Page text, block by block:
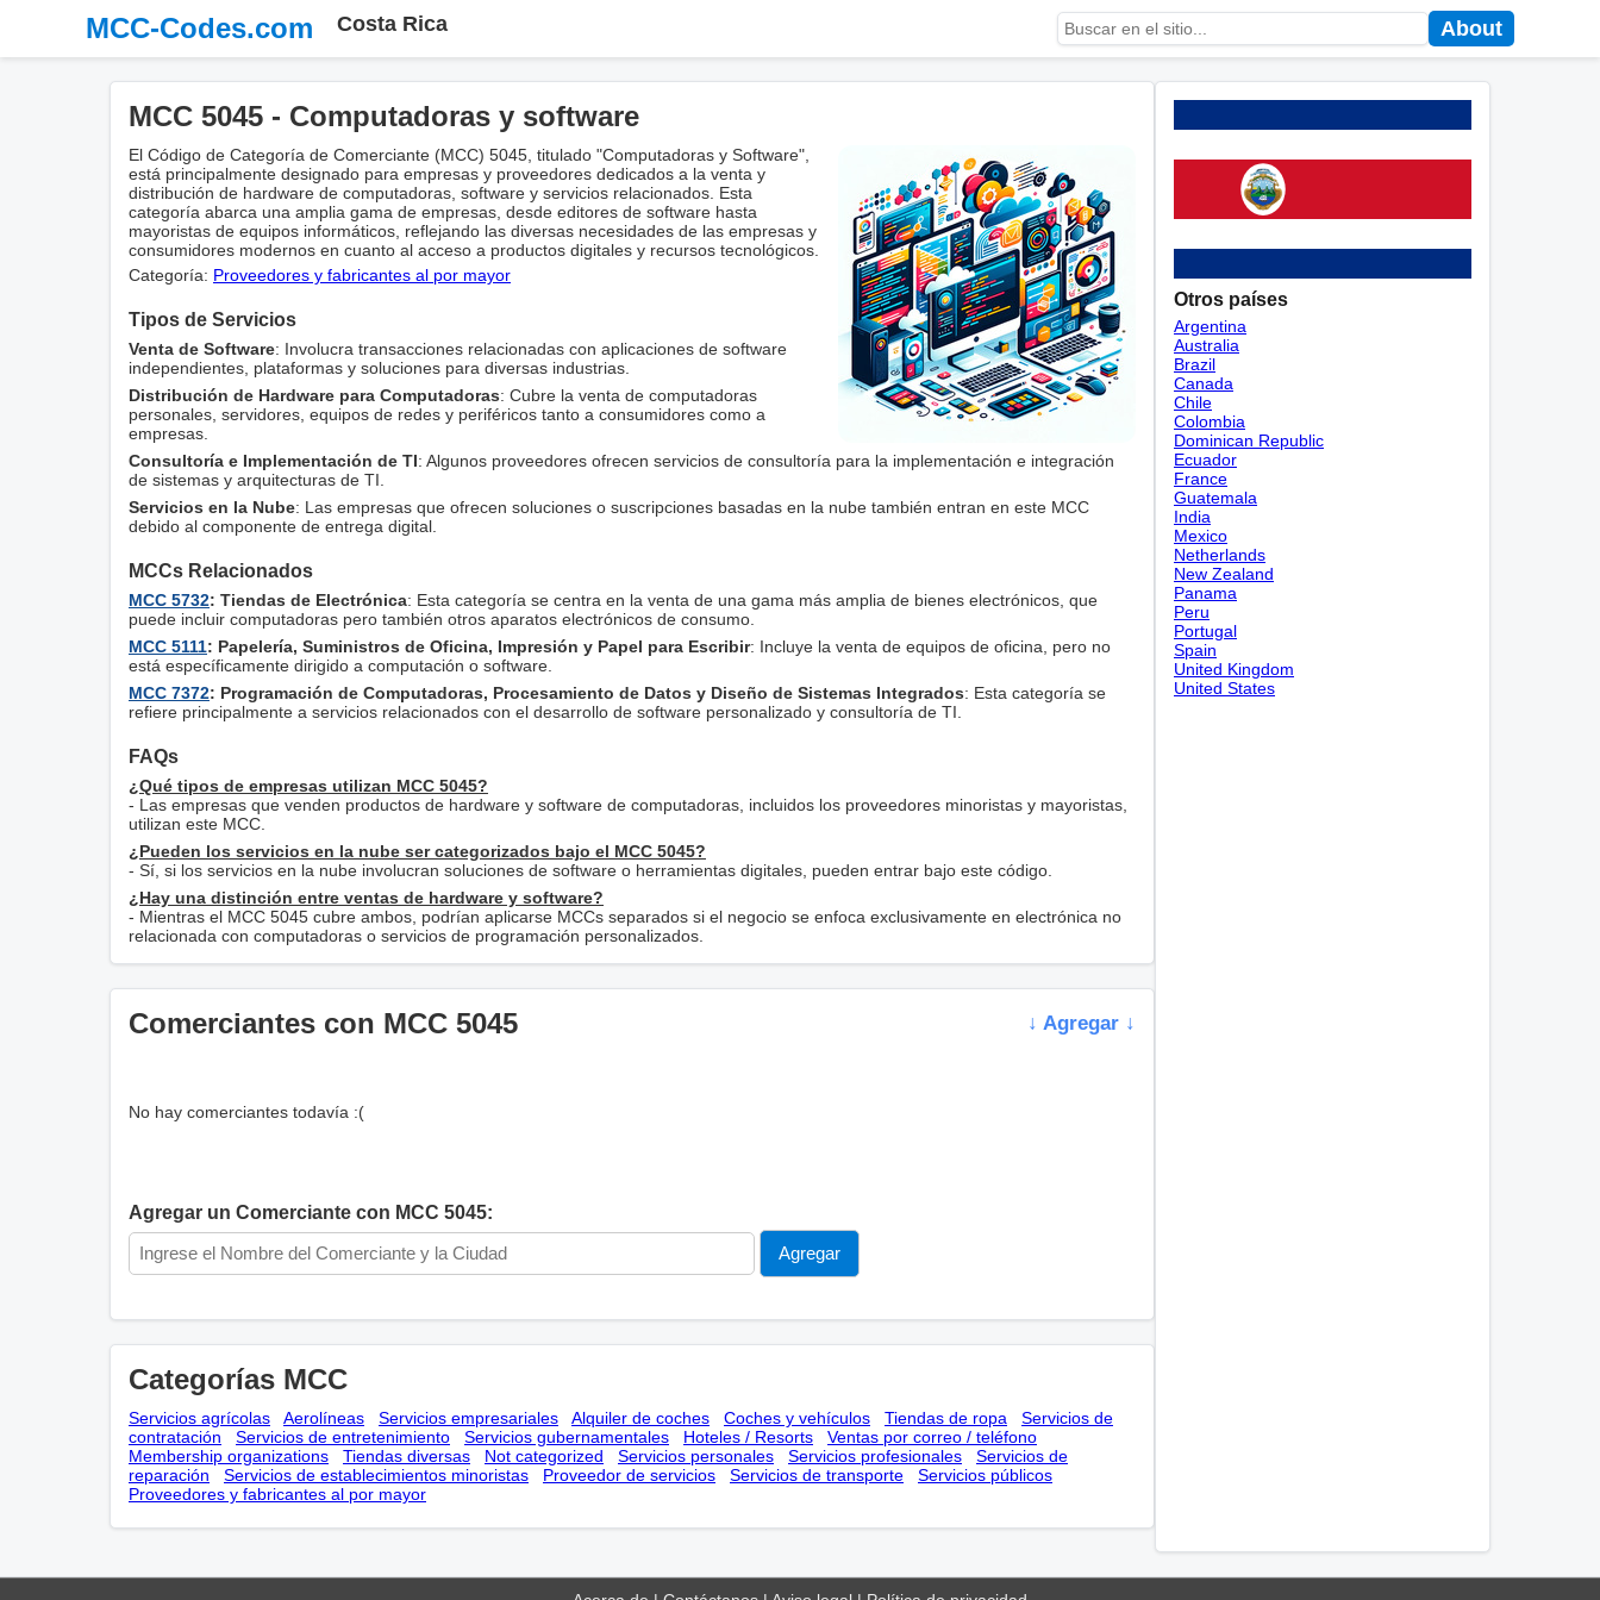
MCC-Codes.com Costa Rica About
MCC 5045 - Computadoras y software
El Código de Categoría de Comerciante (MCC) 5045, titulado "Computadoras y Software",
está principalmente designado para empresas y proveedores dedicados a la venta y
distribución de hardware de computadoras, software y servicios relacionados. Esta
categoría abarca una amplia gama de empresas, desde editores de software hasta
mayoristas de equipos informáticos, reflejando las diversas necesidades de las empresas y
consumidores modernos en cuanto al acceso a productos digitales y recursos tecnológicos.
Categoría: Proveedores y fabricantes al por mayor
Tipos de Servicios
Venta de Software: Involucra transacciones relacionadas con aplicaciones de software
independientes, plataformas y soluciones para diversas industrias.
Distribución de Hardware para Computadoras: Cubre la venta de computadoras
personales, servidores, equipos de redes y periféricos tanto a consumidores como a
empresas.
Consultoría e Implementación de TI: Algunos proveedores ofrecen servicios de consultoría para la implementación e integración
de sistemas y arquitecturas de TI.
Servicios en la Nube: Las empresas que ofrecen soluciones o suscripciones basadas en la nube también entran en este MCC
debido al componente de entrega digital.
MCCs Relacionados
MCC 5732: Tiendas de Electrónica: Esta categoría se centra en la venta de una gama más amplia de bienes electrónicos, que
puede incluir computadoras pero también otros aparatos electrónicos de consumo.
MCC 5111: Papelería, Suministros de Oficina, Impresión y Papel para Escribir: Incluye la venta de equipos de oficina, pero no
está específicamente dirigido a computación o software.
MCC 7372: Programación de Computadoras, Procesamiento de Datos y Diseño de Sistemas Integrados: Esta categoría se
refiere principalmente a servicios relacionados con el desarrollo de software personalizado y consultoría de TI.
FAQs
¿Qué tipos de empresas utilizan MCC 5045?
- Las empresas que venden productos de hardware y software de computadoras, incluidos los proveedores minoristas y mayoristas,
utilizan este MCC.
¿Pueden los servicios en la nube ser categorizados bajo el MCC 5045?
- Sí, si los servicios en la nube involucran soluciones de software o herramientas digitales, pueden entrar bajo este código.
¿Hay una distinción entre ventas de hardware y software?
- Mientras el MCC 5045 cubre ambos, podrían aplicarse MCCs separados si el negocio se enfoca exclusivamente en electrónica no
relacionada con computadoras o servicios de programación personalizados.
Comerciantes con MCC 5045 ↓ Agregar ↓
No hay comerciantes todavía :(
Agregar un Comerciante con MCC 5045:
Categorías MCC
Servicios agrícolas Aerolíneas Servicios empresariales Alquiler de coches Coches y vehículos Tiendas de ropa
Servicios de
contratación
Servicios de entretenimiento Servicios gubernamentales Hoteles / Resorts
Ventas por correo / teléfono
Membership оrganizations
Tiendas diversas Not categorized Servicios personales Servicios profesionales
Servicios de
reparación
Servicios de establecimientos minoristas Proveedor de servicios Servicios de transporte
Servicios públicos
Proveedores y fabricantes al por mayor
Otros países
Argentina
Australia
Brazil
Canada
Chile
Colombia
Dominican Republic
Ecuador
France
Guatemala
India
Mexico
Netherlands
New Zealand
Panama
Peru
Portugal
Spain
United Kingdom
United States